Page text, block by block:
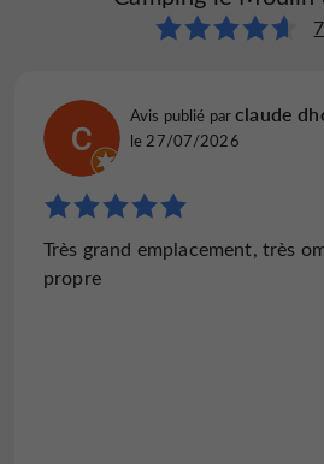
Sèche Linge Tennis
Avis publié parclaude
le 27/07/2026
Très grand emplacement, très
propre